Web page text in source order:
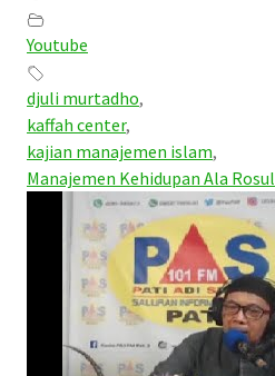
Youtube
djuli murtadho,
kaffah center,
kajian manajemen islam,
Manajemen Kehidupan Ala Rosul